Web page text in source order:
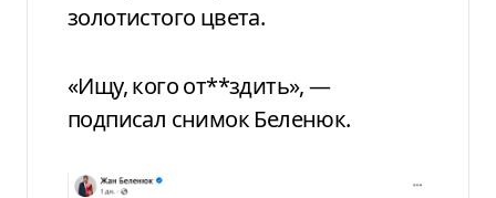
золотистого цвета.
«Ищу, кого от**здить», —
подписал снимок Беленюк.